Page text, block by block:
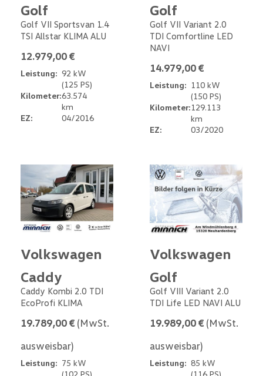
Golf
Golf VII Sportsvan 1.4
TSI Allstar KLIMA ALU
12.979,00 €
Leistung: 92 kW
(125 PS)
Kilometer:63.574
km
EZ:
04/2016
Golf
Golf VII Variant 2.0
TDI Comfortline LED
NAVI
14.979,00 €
Leistung: 110 kW
(150 PS)
Kilometer:129.113
km
EZ:
03/2020
Volkswagen
Caddy
Caddy Kombi 2.0 TDI
EcoProfi KLIMA
19.789,00 € (MwSt.
ausweisbar)
Leistung: 75 kW
Volkswagen
Golf
Golf VIII Variant 2.0
TDI Life LED NAVI ALU
19.989,00 € (MwSt.
ausweisbar)
Leistung: 85 kW